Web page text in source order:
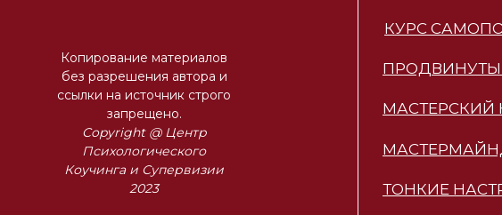
Копирование материалов
без разрешения автора и
ссылки на источник строго
запрещено.
Copyright @ Центр
Психологического
Коучинга и Супервизии
2023
КУРС
МАСТЕРСКИЙ
ТОНКИЕ